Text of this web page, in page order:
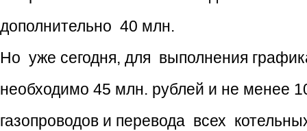
дополнительно 40 млн.
Но уже сегодня, для выполнения
необходимо 45 млн. рублей и не менее
газопроводов и перевода всех